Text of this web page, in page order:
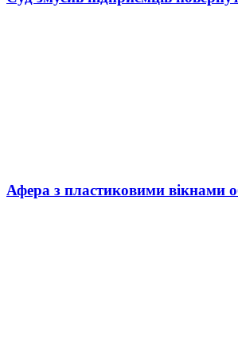
Афера з пластиковими вікнами